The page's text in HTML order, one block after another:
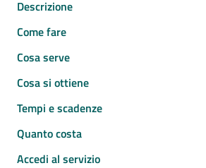
Descrizione
Come fare
Cosa serve
Cosa si ottiene
Tempi e scadenze
Quanto costa
Accedi al servizio